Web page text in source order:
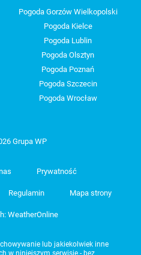
Pogoda Gorzów Wielkopolski
Pogoda Kielce
Pogoda Lublin
Pogoda Olsztyn
Pogoda Poznań
Pogoda Szczecin
Pogoda Wrocław
Grupa WP
Prywatność
Regulamin Mapa strony
WeatherOnline
lub jakiekolwiek inne
w niniejszym serwisie - bez